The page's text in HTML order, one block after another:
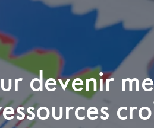
devenir